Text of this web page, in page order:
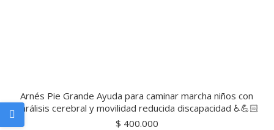
Arnés Pie Grande Ayuda para caminar marcha niños con
parálisis cerebral y movilidad reducida discapacidad ♿💪🏻
$ 400.000